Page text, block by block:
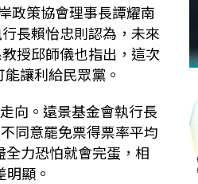
政策協會理事長譚耀南
長賴怡忠則認為，未來
授邱師儀也指出，這次
讓利給民眾黨。
向。遠景基金會執行長
同意罷免票得票率平均
全力恐怕就會完蛋，相
顯。